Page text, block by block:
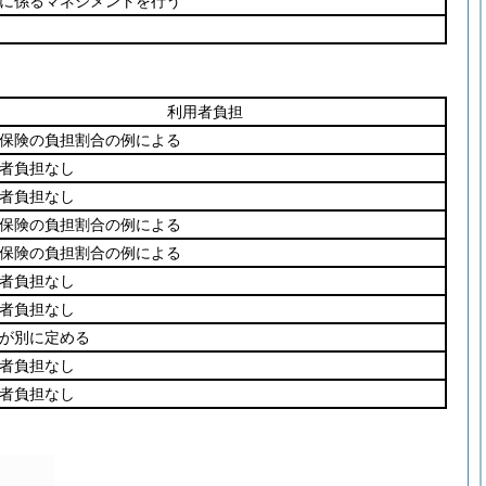
利用者負担
険の負担割合の例による
負担なし
負担なし
険の負担割合の例による
険の負担割合の例による
負担なし
負担なし
別に定める
負担なし
負担なし